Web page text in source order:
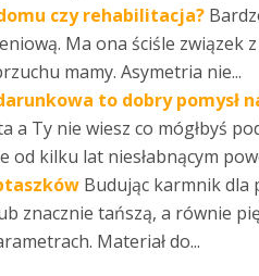
czy rehabilitacja?
Ma ona ściśle związek
mamy. Asymetria nie...
to dobry pomysł
a Ty nie wiesz co mógłbyś
od kilku lat niesłabnącym
Budując karmnik dla
znacznie tańszą, a równie
Materiał do...